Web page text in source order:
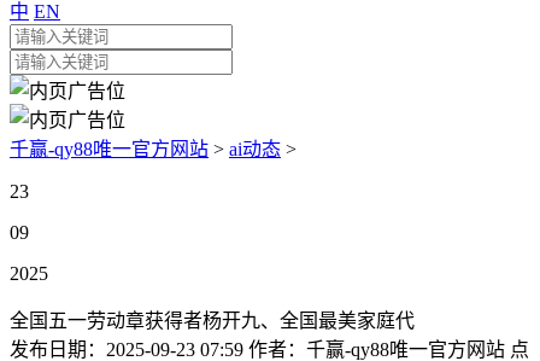
中 EN
千赢-qy88唯一官方网站 > ai动态 >
23
09
2025
全国五一劳动章获得者杨开九、全国最美家庭代
发布日期： 2025-09-23 07:59 作者： 千赢-qy88唯一官方网站 点